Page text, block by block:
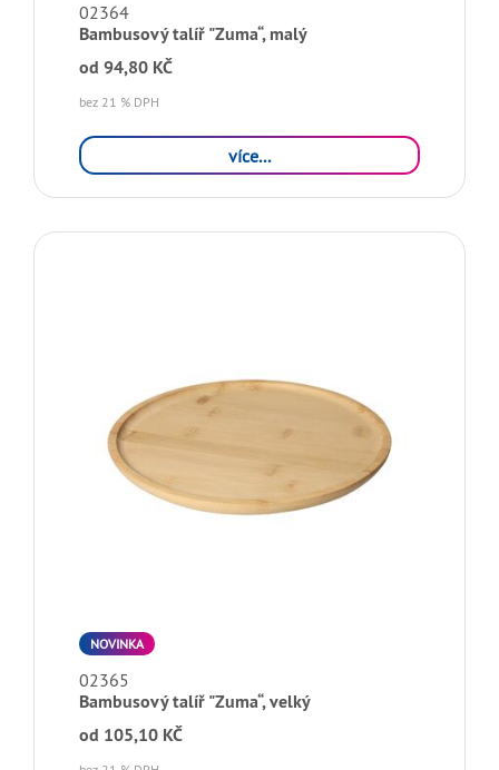
02364
Bambusový talíř "Zuma“, malý
od 94,80 KČ
bez 21 % DPH
více...
NOVINKA
02365
Bambusový talíř "Zuma“, velký
od 105,10 KČ